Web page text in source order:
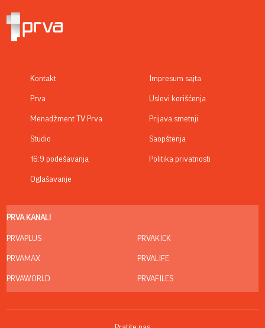
Kontakt
Prva
Menadžment TV Prva
Studio
16:9 podešavanja
Oglašavanje
Impresum sajta
Uslovi korišćenja
Prijava smetnji
Saopštenja
Politika privatnosti
PRVA KANALI
PRVAPLUS
PRVAMAX
PRVAWORLD
PRVAKICK
PRVALIFE
PRVAFILES